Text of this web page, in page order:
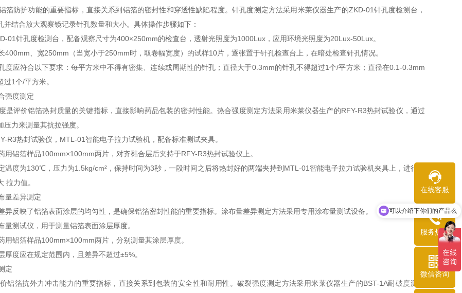
防护功能的重要指标，直接关系到铝箔的密封性和穿透性缺陷程度。针孔度测定方法采用米莱仪器生产的ZKD-01针孔度检测台，
并结合放大观察镜记录针孔数量和大小。具体操作步骤如下：
01针孔度检测台，配备观察尺寸为400×250mm的检查台，透射光照度为1000Lux，应用环境光照度为20Lux-50Lux。
、宽250mm（当宽小于250mm时，取卷幅宽度）的试样10片，逐张置于针孔检查台上，在暗处检查针孔情况。
应符合以下要求：每平方米中不得有密集、连续或周期性的针孔；直径大于0.3mm的针孔不得超过1个/平方米；直径在0.1-0.3mm
1个/平方米。
强度测定
评价铝箔热封质量的关键指标，直接影响药品包装的密封性能。热合强度测定方法采用米莱仪器生产的RFY-R3热封试验仪，通过
压力来测量其抗拉强度。
R3热封试验仪，MTL-01智能电子拉力试验机，配备标准测试夹具。
铝箔样品100mm×100mm两片，对齐黏合层后夹持于RFY-R3热封试验仪上。
度为130℃，压力为1.5kg/cm²，保持时间为3秒，一段时间之后将热封好的两端夹持到MTL-01智能电子拉力试验机夹具上，进行拉
拉力值。
量差异测定
反映了铝箔表面涂层的均匀性，是确保铝箔密封性能的重要指标。涂布量差异测定方法采用专用涂布量测试设备。
测试仪，用于测量铝箔表面涂层厚度。
铝箔样品100mm×100mm两片，分别测量其涂层厚度。
度应在规定范围内，且差异不超过±5%。
定
铝箔抗外力冲击能力的重要指标，直接关系到包装的安全性和耐用性。破裂强度测定方法采用米莱仪器生产的BST-1A耐破度测试
在线客服
服务热线
微信咨询
可以介绍下你们的产品么
你们是怎么收费的呢